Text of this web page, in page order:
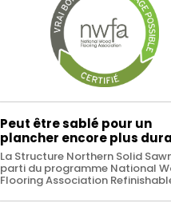
Peut être sablé pour un
plancher encore plus
La Structure Northern Solid
parti du programme National
Flooring Association